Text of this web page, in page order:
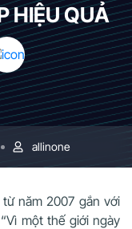
HIỆU QUẢ
allinone
năm 2007 gắn với
một thế giới ngày